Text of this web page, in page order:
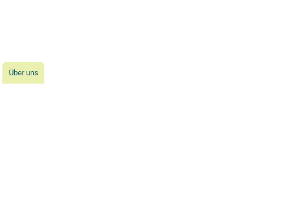
Über uns